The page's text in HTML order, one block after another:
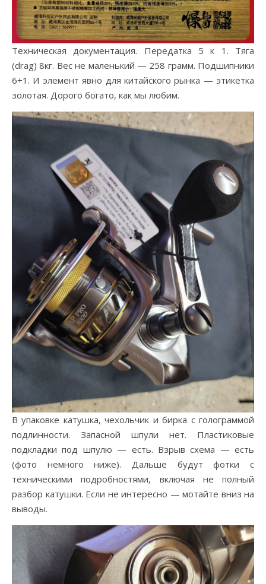
Техническая документация. Передатка 5 к 1. Тяга
(drag) 8кг. Вес не маленький — 258 грамм. Подшипники
6+1. И элемент явно для китайского рынка — этикетка
золотая. Дорого богато, как мы любим.
В упаковке катушка, чехольчик и бирка с голограммой
подлинности. Запасной шпули нет. Пластиковые
подкладки под шпулю — есть. Взрыв схема — есть
(фото немного ниже). Дальше будут фотки с
техническими подробностями, включая не полный
разбор катушки. Если не интересно — мотайте вниз на
выводы.